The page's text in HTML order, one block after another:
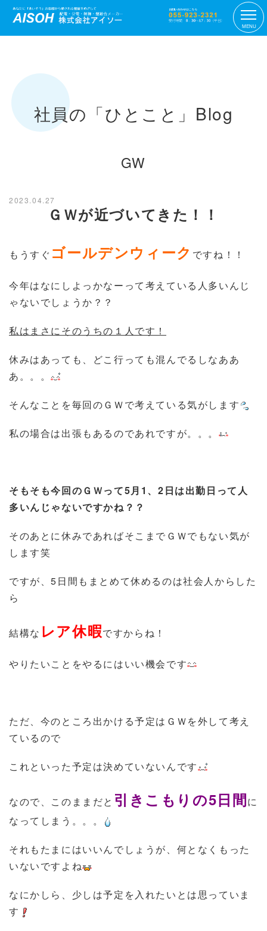
MENU
社員の「ひとこと」Blog
GW
2023.04.27
ＧＷが近づいてきた！！
もうすぐ ゴールデンウィーク ですね！！
今年はなにしよっかなーって考えている人多いんじ
ゃないでしょうか？？
私はまさにそのうちの１人です！
休みはあっても、どこ行っても混んでるしなああ
あ。。。
そんなことを毎回のＧＷで考えている気がします
私の場合は出張もあるのであれですが。。。
そもそも今回のＧＷって5月1、2日は出勤日って人
多いんじゃないですかね？？
そのあとに休みであればそこまでＧＷでもない気が
します笑
ですが、5日間もまとめて休めるのは社会人からした
ら
結構な レア休暇ですからね！
やりたいことをやるにはいい機会です
ただ、今のところ出かける予定はＧＷを外して考え
ているので
これといった予定は決めていないんです
なので、このままだと 引きこもりの5日間に
なってしまう。。。
それもたまにはいいんでしょうが、何となくもった
いないですよね
なにかしら、少しは予定を入れたいとは思っていま
す